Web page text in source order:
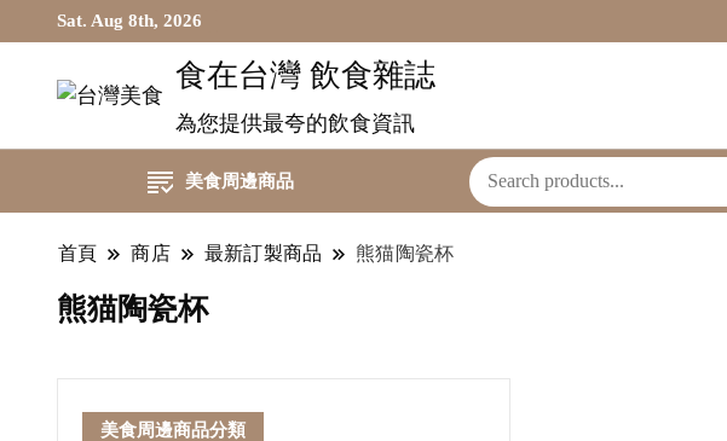
Sat. Aug 8th, 2026
食在台灣 飲食雜誌
為您提供最夸的飲食資訊
美食周邊商品
首頁 商店 最新訂製商品 熊猫陶瓷杯
熊猫陶瓷杯
美食周邊商品分類